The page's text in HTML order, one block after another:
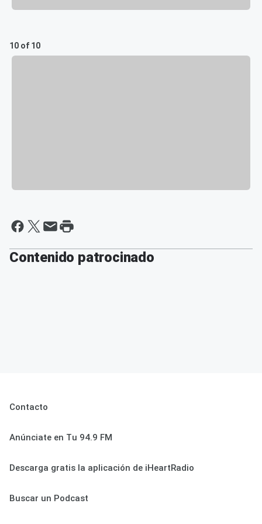
10 of 10
Contenido patrocinado
Contacto
Anúnciate en Tu 94.9 FM
Descarga gratis la aplicación de iHeartRadio
Buscar un Podcast